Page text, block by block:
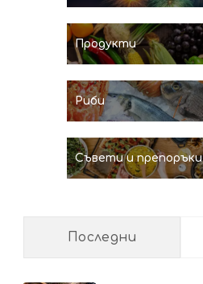
Продукти
Риби
Съвети и препоръки
Последни